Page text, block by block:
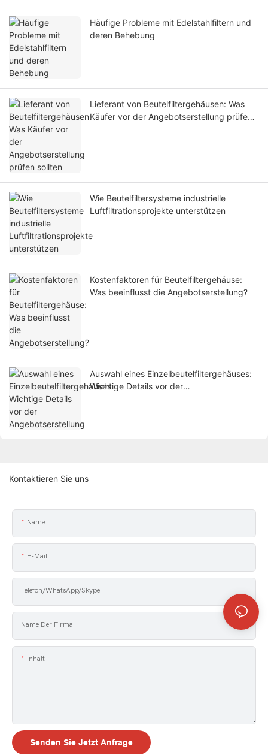
Häufige Probleme mit Edelstahlfiltern und
deren Behebung
Lieferant von Beutelfiltergehäusen: Was
Käufer vor der Angebotserstellung prüfen
Wie Beutelfiltersysteme industrielle
Luftfiltrationsprojekte unterstützen
Kostenfaktoren für Beutelfiltergehäuse:
Was beeinflusst die Angebotserstellung?
Auswahl eines Einzelbeutelfiltergehäuses:
Wichtige Details vor der
Kontaktieren Sie uns
Name
E-Mail
Telefon/WhatsApp/Skype
Name Der Firma
Inhalt
Senden Sie Jetzt Anfrage